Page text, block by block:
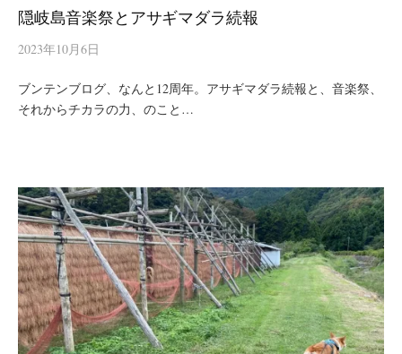
隠岐島音楽祭とアサギマダラ続報
2023年10月6日
ブンテンブログ、なんと12周年。アサギマダラ続報と、音楽祭、
それからチカラの力、のこと…